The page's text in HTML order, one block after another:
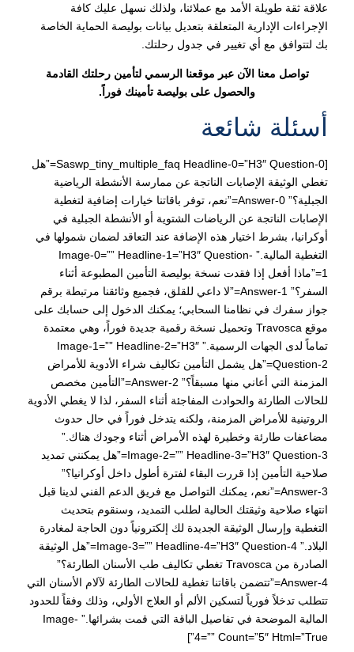
علاقة ثقة طويلة الأمد مع عملائنا، ولذلك نسهل عليك كافة
الإجراءات الإدارية المتعلقة بتعديل بيانات بوليصة الحماية الخاصة
بك لتتوافق مع أي تغيير في جدول رحلتك.
تواصل معنا الآن عبر موقعنا الرسمي لتأمين رحلتك القادمة
والحصول على بوليصة تأمينك فوراً.
أسئلة شائعة
[saswp_tiny_multiple_faq Headline-0=”h3″ Question-0=”هل
تغطي الوثيقة الإصابات الناتجة عن ممارسة الأنشطة الرياضية
الجبلية؟” Answer-0=”نعم، توفر باقاتنا خيارات إضافية لتغطية
الإصابات الناتجة عن الرياضات الشتوية أو الأنشطة الجبلية في
أوكرانيا، بشرط اختيار هذه الإضافة عند التعاقد لضمان شمولها في
التغطية المالية.” Image-0=”” Headline-1=”h3″ Question-
1=”ماذا أفعل إذا فقدت نسخة بوليصة التأمين المطبوعة أثناء
السفر؟” Answer-1=”لا داعي للقلق، فجميع وثائقنا مرتبطة برقم
جواز سفرك في نظامنا السحابي؛ يمكنك الدخول إلى حسابك على
موقع Travosca وتحميل نسخة رقمية جديدة فوراً، وهي معتمدة
تماماً لدى الجهات الرسمية.” Image-1=”” Headline-2=”h3″
Question-2=”هل يشمل التأمين تكاليف شراء الأدوية للأمراض
المزمنة التي أعاني منها مسبقاً؟” Answer-2=”التأمين مخصص
للحالات الطارئة والحوادث المفاجئة أثناء السفر، لذا لا يغطي الأدوية
الروتينية للأمراض المزمنة، ولكنه يتدخل فوراً في حال حدوث
مضاعفات طارئة وخطيرة لهذه الأمراض أثناء وجودك هناك.”
Image-2=”” Headline-3=”h3″ Question-3=”هل يمكنني تمديد
صلاحية التأمين إذا قررت البقاء لفترة أطول داخل أوكرانيا؟”
Answer-3=”نعم، يمكنك التواصل مع فريق الدعم الفني لدينا قبل
انتهاء صلاحية وثيقتك الحالية لطلب التمديد، وسنقوم بتحديث
التغطية وإرسال الوثيقة الجديدة لك إلكترونياً دون الحاجة لمغادرة
البلاد.” Image-3=”” Headline-4=”h3″ Question-4=”هل الوثيقة
الصادرة من Travosca تغطي تكاليف طب الأسنان الطارئة؟”
Answer-4=”تتضمن باقاتنا تغطية للحالات الطارئة لآلام الأسنان التي
تتطلب تدخلاً فورياً لتسكين الألم أو العلاج الأولي، وذلك وفقاً للحدود
المالية الموضحة في تفاصيل الباقة التي قمت بشرائها.” Image-
4=”” Count=”5″ Html=”true”]